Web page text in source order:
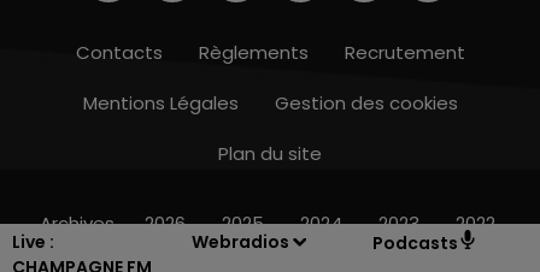
Live :
CHAMPAGNE FM
Webradios Podcasts
Contacts Règlements
Recrutement
Mentions Légales
Gestion des cookies
Plan du site
Archives 2026 2025 2024 2023 2022